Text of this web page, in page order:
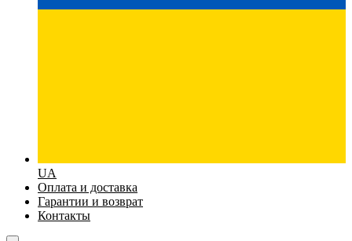
UA
Оплата и доставка
Гарантии и возврат
Контакты